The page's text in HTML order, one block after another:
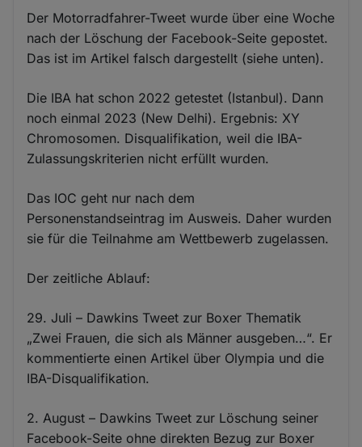
Der Motorradfahrer-Tweet wurde über eine Woche
nach der Löschung der Facebook-Seite gepostet.
Das ist im Artikel falsch dargestellt (siehe unten).
Die IBA hat schon 2022 getestet (Istanbul). Dann
noch einmal 2023 (New Delhi). Ergebnis: XY
Chromosomen. Disqualifikation, weil die IBA-
Zulassungskriterien nicht erfüllt wurden.
Das IOC geht nur nach dem
Personenstandseintrag im Ausweis. Daher wurden
sie für die Teilnahme am Wettbewerb zugelassen.
Der zeitliche Ablauf:
29. Juli – Dawkins Tweet zur Boxer Thematik
„Zwei Frauen, die sich als Männer ausgeben…“. Er
kommentierte einen Artikel über Olympia und die
IBA-Disqualifikation.
2. August – Dawkins Tweet zur Löschung seiner
Facebook-Seite ohne direkten Bezug zur Boxer